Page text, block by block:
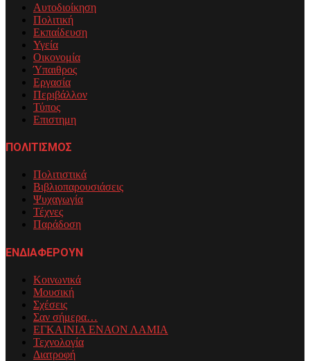
Αυτοδιοίκηση
Πολιτική
Εκπαίδευση
Υγεία
Οικονομία
Ύπαιθρος
Εργασία
Περιβάλλον
Τύπος
Επιστημη
ΠΟΛΙΤΙΣΜΟΣ
Πολιτιστικά
Βιβλιοπαρουσιάσεις
Ψυχαγωγία
Τέχνες
Παράδοση
ΕΝΔΙΑΦΕΡΟΥΝ
Κοινωνικά
Μουσική
Σχέσεις
Σαν σήμερα…
ΕΓΚΑΙΝΙΑ ΕΝΑΟΝ ΛΑΜΙΑ
Τεχνολογία
Διατροφή